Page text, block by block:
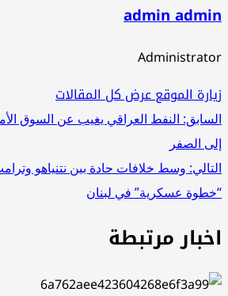
admin
الموقععرض كل المقالات
النفط العراقي يغيب عن السوق
الصفر
وسط خلافات حادة بين نتنياهو
عسكرية” في لبنان
مرتبطة